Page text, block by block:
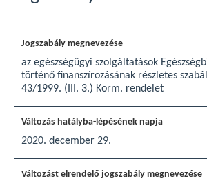
az egészségügyi szolgáltatások
történő finanszírozásának részletes
43/1999. (III. 3.) Korm. rendelet
2020. december 29.